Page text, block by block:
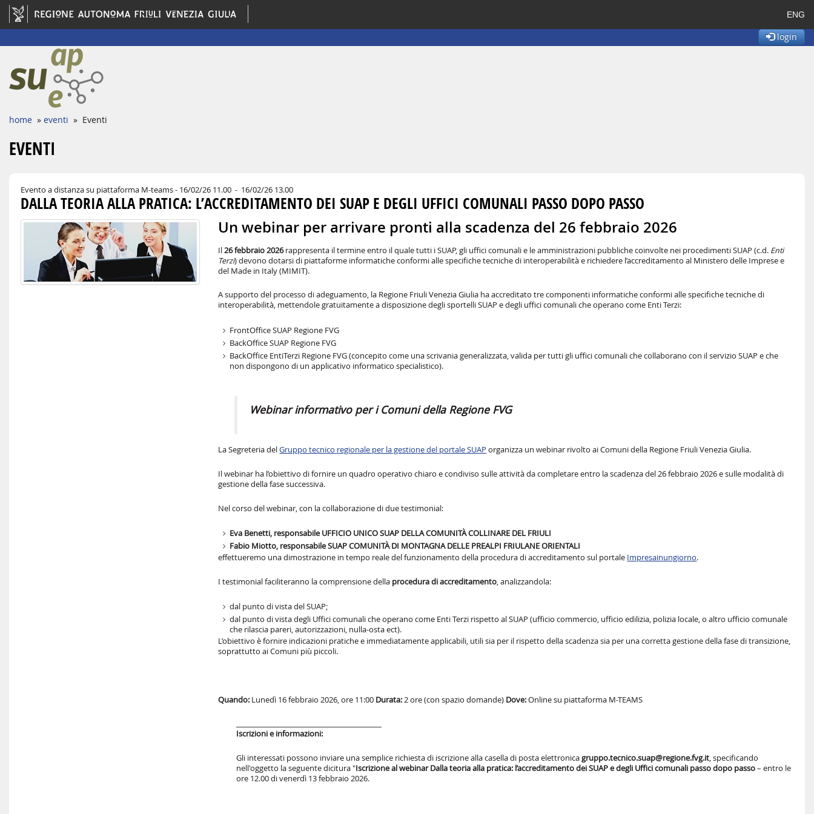
ENG
login
home » eventi » Eventi
EVENTI
Evento a distanza su piattaforma M-teams- 16/02/26 11.00 - 16/02/26 13.00
DALLA TEORIA ALLA PRATICA: L’ACCREDITAMENTO DEI SUAP E DEGLI UFFICI COMUNALI PASSO DOPO PASSO
Un webinar per arrivare pronti alla scadenza del 26 febbraio 2026
Il26 febbraio 2026rappresenta il termine entro il quale tutti i SUAP, gli uffici comunali e le amministrazioni pubbliche coinvolte nei procedimenti SUAP (c.d. Enti
Terzi) devono dotarsi di piattaforme informatiche conformi alle specifiche tecniche di interoperabilità e richiedere l’accreditamento al Ministero delle Imprese e
del Made in Italy (MIMIT).
A supporto del processo di adeguamento, la Regione Friuli Venezia Giulia ha accreditato tre componenti informatiche conformi alle specifiche tecniche di
interoperabilità, mettendole gratuitamente a disposizione degli sportelli SUAP e degli uffici comunali che operano come Enti Terzi:
FrontOffice SUAP Regione FVG
BackOffice SUAP Regione FVG
BackOffice EntiTerzi Regione FVG (concepito come una scrivania generalizzata, valida per tutti gli uffici comunali che collaborano con il servizio SUAP e che
non dispongono di un applicativo informatico specialistico).
Webinar informativo per i Comuni della Regione FVG
La Segreteria delGruppo tecnico regionale per la gestione del portale SUAP organizza un webinar rivolto ai Comuni della Regione Friuli Venezia Giulia.
Il webinar ha l’obiettivo di fornire un quadro operativo chiaro e condiviso sulle attività da completare entro la scadenza del 26 febbraio 2026 e sulle modalità di
gestione della fase successiva.
Nel corso del webinar, con la collaborazione di due testimonial:
Eva Benetti, responsabile UFFICIO UNICO SUAP DELLA COMUNITÀ COLLINARE DEL FRIULI
Fabio Miotto, responsabile SUAP COMUNITÀ DI MONTAGNA DELLE PREALPI FRIULANE ORIENTALI
effettueremo una dimostrazione in tempo reale del funzionamento della procedura di accreditamento sul portale Impresainungiorno.
I testimonial faciliteranno la comprensione della procedura di accreditamento, analizzandola:
dal punto di vista del SUAP;
dal punto di vista degli Uffici comunali che operano come Enti Terzi rispetto al SUAP (ufficio commercio, ufficio edilizia, polizia locale, o altro ufficio comunale
che rilascia pareri, autorizzazioni, nulla-osta ect).
L’obiettivo è fornire indicazioni pratiche e immediatamente applicabili, utili sia per il rispetto della scadenza sia per una corretta gestione della fase di transizione,
soprattutto ai Comuni più piccoli.
Quando: Lunedì 16 febbraio 2026, ore 11:00 Durata:2 ore (con spazio domande) Dove:Online su piattaforma M-TEAMS
Iscrizioni e informazioni:
Gli interessati possono inviare una semplice richiesta di iscrizione alla casella di posta elettronicagruppo.tecnico.suap@regione.fvg.it, specificando
nell'oggetto la seguente dicitura "Iscrizione al webinar Dalla teoria alla pratica: l’accreditamento dei SUAP e degli Uffici comunali passo dopo passo– entro le
ore 12.00 di venerdì 13 febbraio 2026.